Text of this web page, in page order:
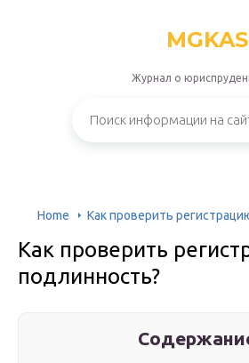
Журнал о
Home Как проверить
Как проверить
подлинность?